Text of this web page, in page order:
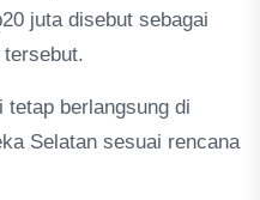
juta disebut sebagai
berlangsung di
Selatan sesuai rencana